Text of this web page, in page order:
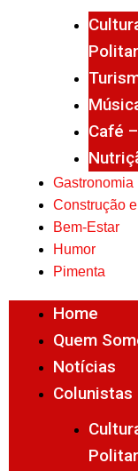
Café
Gastronomia
Construção
Bem-Estar
Humor
Pimenta
Home
Quem
Notícias
Colunistas